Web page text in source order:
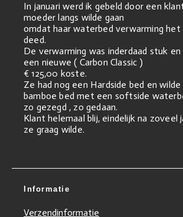
In januari werd ik gebeld door een
moeder langs wilde gaan
omdat haar waterbed verwarming
deed.
De verwarming was inderdaad stuk
een nieuwe ( Carbon Classic )
€ 125,00 koste.
Ze had nog een Hardside bed en
bamboe bed met een softside
zo gezegd , zo gedaan.
Klant helemaal blij, eindelijk na zoveel
ze graag wilde.
Informatie
Verzendinformatie